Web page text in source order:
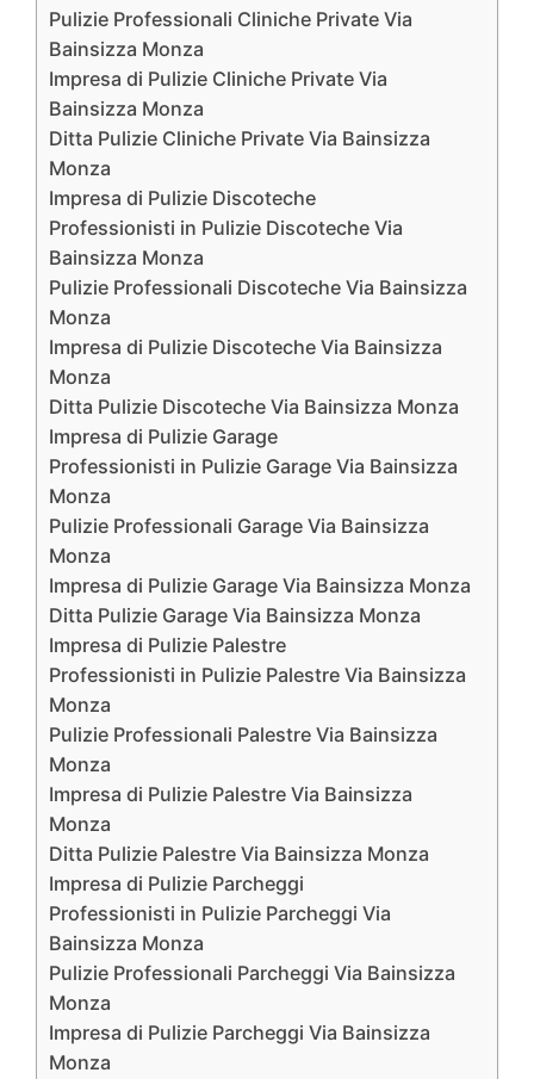
Pulizie Professionali Cliniche Private Via
Bainsizza Monza
Impresa di Pulizie Cliniche Private Via
Bainsizza Monza
Ditta Pulizie Cliniche Private Via Bainsizza
Monza
Impresa di Pulizie Discoteche
Professionisti in Pulizie Discoteche Via
Bainsizza Monza
Pulizie Professionali Discoteche Via Bainsizza
Monza
Impresa di Pulizie Discoteche Via Bainsizza
Monza
Ditta Pulizie Discoteche Via Bainsizza Monza
Impresa di Pulizie Garage
Professionisti in Pulizie Garage Via Bainsizza
Monza
Pulizie Professionali Garage Via Bainsizza
Monza
Impresa di Pulizie Garage Via Bainsizza Monza
Ditta Pulizie Garage Via Bainsizza Monza
Impresa di Pulizie Palestre
Professionisti in Pulizie Palestre Via Bainsizza
Monza
Pulizie Professionali Palestre Via Bainsizza
Monza
Impresa di Pulizie Palestre Via Bainsizza
Monza
Ditta Pulizie Palestre Via Bainsizza Monza
Impresa di Pulizie Parcheggi
Professionisti in Pulizie Parcheggi Via
Bainsizza Monza
Pulizie Professionali Parcheggi Via Bainsizza
Monza
Impresa di Pulizie Parcheggi Via Bainsizza
Monza